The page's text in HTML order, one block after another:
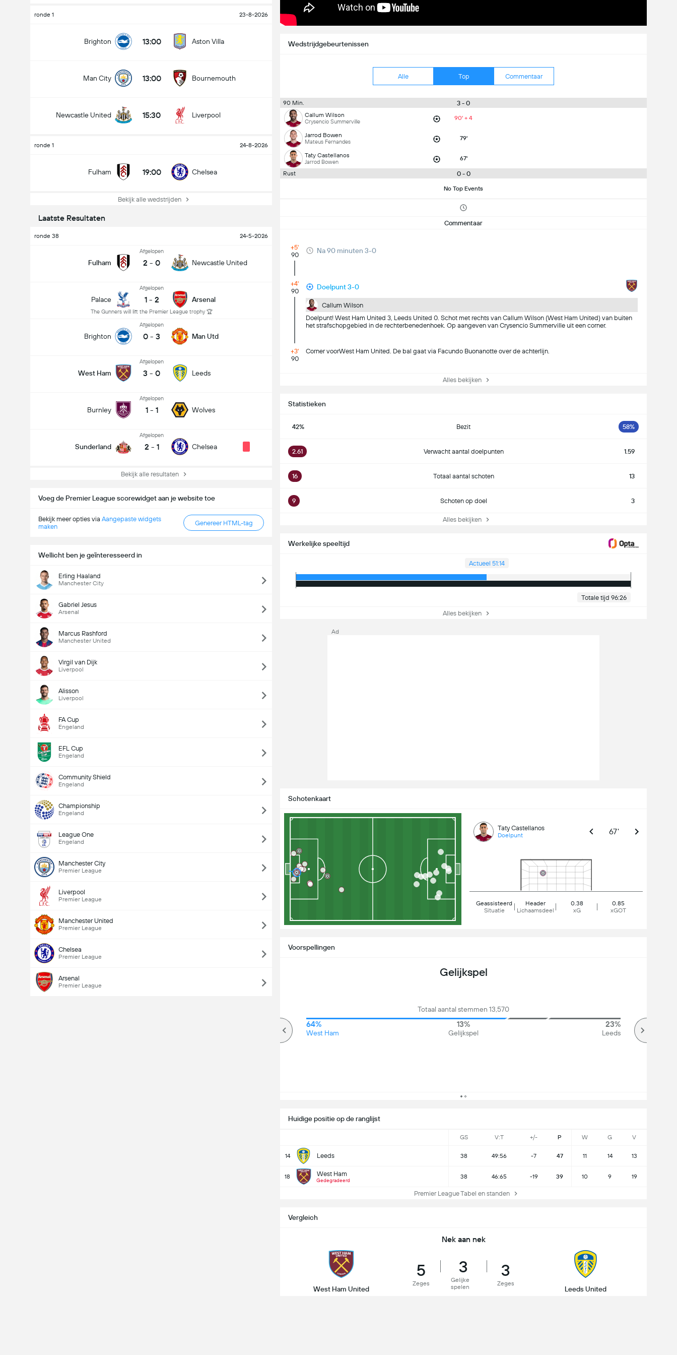
ronde 1 23-8-2026
Brighton 13:00 Aston Villa
Man City 13:00 Bournemouth
Newcastle United 15:30 Liverpool
ronde 1 24-8-2026
Fulham 19:00 Chelsea
Bekijk alle wedstrijden
Laatste Resultaten
ronde 38 24-5-2026
Fulham
Afgelopen
2 - 0 Newcastle United
Palace
Afgelopen
1 - 2
The Gunners will lift the Premier League trophy 🏆
Arsenal
Brighton
Afgelopen
0 - 3 Man Utd
West Ham
Afgelopen
3 - 0 Leeds
Burnley
Afgelopen
1 - 1 Wolves
Sunderland
Afgelopen
2 - 1 Chelsea
Bekijk alle resultaten
Voeg de Premier League scorewidget aan je website toe
Bekijk meer opties via Aangepaste widgets
maken
Genereer HTML-tag
Wellicht ben je geïnteresseerd in
Erling Haaland
Manchester City
Gabriel Jesus
Arsenal
Marcus Rashford
Manchester United
Virgil van Dijk
Liverpool
Alisson
Liverpool
FA Cup
Engeland
EFL Cup
Engeland
Community Shield
Engeland
Championship
Engeland
League One
Engeland
Manchester City
Premier League
Liverpool
Premier League
Manchester United
Premier League
Chelsea
Premier League
Arsenal
Premier League
Wedstrijdgebeurtenissen
Alle Top Commentaar
90 Min. 3 - 0
Callum Wilson
Crysencio Summerville 90' + 4
Jarrod Bowen
Mateus Fernandes 79'
Taty Castellanos
Jarrod Bowen 67'
Rust 0 - 0
No Top Events
Commentaar
+5'
90
Na 90 minuten 3-0
+4'
90
Doelpunt 3-0
Callum Wilson
Doelpunt! West Ham United 3, Leeds United 0. Schot met rechts van Callum Wilson (West Ham United) van buiten
het strafschopgebied in de rechterbenedenhoek. Op aangeven van Crysencio Summerville uit een corner.
+3'
90
Corner voorWest Ham United. De bal gaat via Facundo Buonanotte over de achterlijn.
Alles bekijken
Statistieken
42% Bezit 58%
2.61 Verwacht aantal doelpunten 1.59
16 Totaal aantal schoten 13
9 Schoten op doel 3
Alles bekijken
Werkelijke speeltijd
Actueel 51:14
Totale tijd 96:26
Alles bekijken
Schotenkaart
Taty Castellanos
Doelpunt 67'
Geassisteerd
Situatie
Header
Lichaamsdeel
0.38
xG
0.85
xGOT
Huidige positie op de ranglijst
GS V:T +/- P W G V
14 Leeds 38 49:56 -7 47 11 14 13
18 West Ham
Gedegradeerd
38 46:65 -19 39 10 9 19
Premier League Tabel en standen
Voorspellingen
Gelijkspel
Totaal aantal stemmen 13,570
64%
West Ham
13%
Gelijkspel
23%
Leeds
- Meer dan/minder dan (2.5)
Vergleich
Nek aan nek
West Ham United
5
Zeges
3
Gelijke
spelen
3
Zeges
Leeds United
Ad